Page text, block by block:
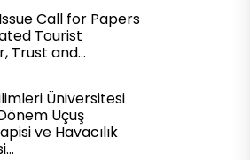
Call for Papers
Tourist
Trust and…
Üniversitesi
Uçuş
ve Havacılık